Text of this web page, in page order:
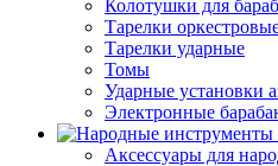
Колотушки для
Тарелки
Тарелки ударные
Томы
Ударные установки
Электронные
Аксессуары для